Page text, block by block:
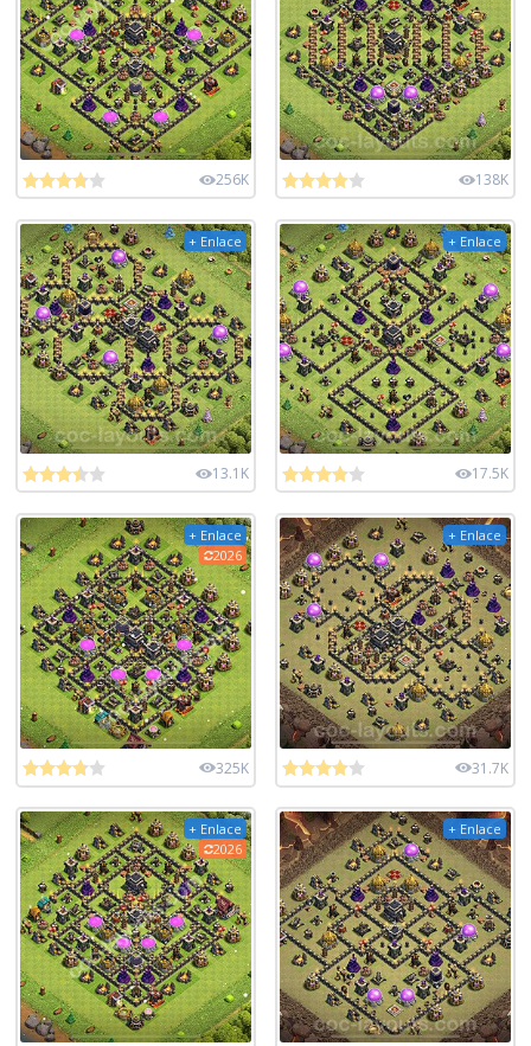
256K 138K
+ Enlace
13.1K
+ Enlace
17.5K
+ Enlace
2026
325K
+ Enlace
31.7K
+ Enlace
2026
+ Enlace